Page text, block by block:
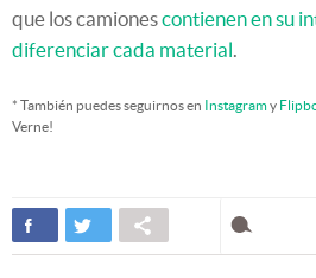
que los camionescontienen en su
diferenciar cada material
* También puedes seguirnos en Instagramy
Verne!